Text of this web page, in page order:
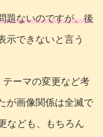
題ないのですが、後
示できないと言う
ーマの変更など考
が画像関係は全滅で
なども、もちろん